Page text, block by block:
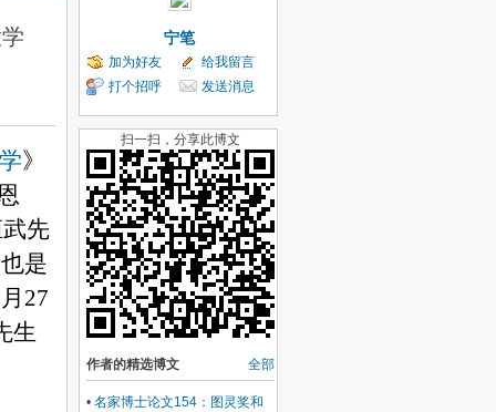
》
先
是
月 27
生
宁笔
加为好友
给我留言
打个招呼
发送消息
扫一扫，分享此博文
全部
作者的精选博文
• 名家博士论文154：图灵奖和